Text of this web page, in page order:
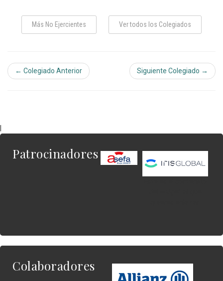
Más No Ejercientes Ver todos los Colegiados
← Colegiado Anterior Siguiente Colegiado →
Patrocinadores
Colaboradores